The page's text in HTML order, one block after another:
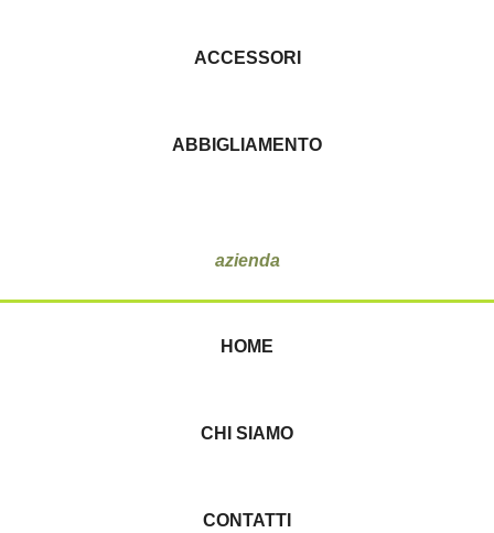
ACCESSORI
ABBIGLIAMENTO
azienda
HOME
CHI SIAMO
CONTATTI